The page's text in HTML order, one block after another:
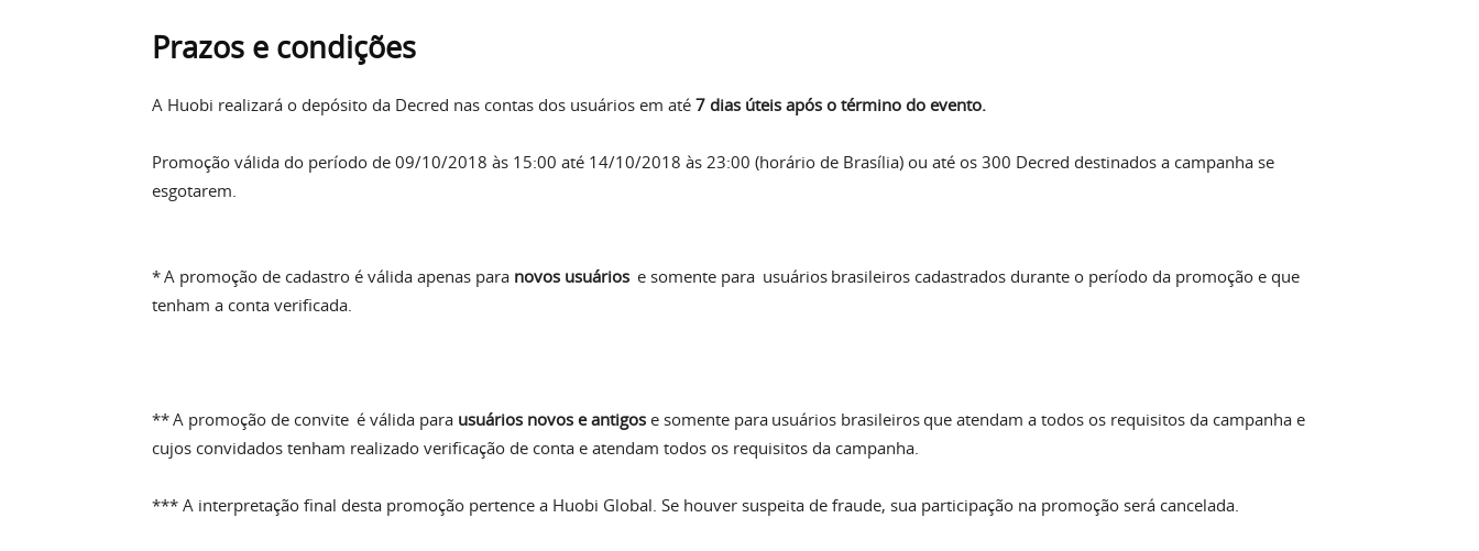
Prazos e condições
A Huobi realizará o depósito da Decred nas contas dos usuários em até 7 dias úteis após o término do evento.
Promoção válida do período de 09/10/2018 às 15:00 até 14/10/2018 às 23:00 (horário de Brasília) ou até os 300 Decred destinados a campanha se
esgotarem.
* A promoção de cadastro é válida apenas para novos usuários e somente para usuários brasileiros cadastrados durante o período da promoção e que
tenham a conta verificada.
** A promoção de convite é válida para usuários novos e antigos e somente para usuários brasileiros que atendam a todos os requisitos da campanha e
cujos convidados tenham realizado verificação de conta e atendam todos os requisitos da campanha.
*** A interpretação final desta promoção pertence a Huobi Global. Se houver suspeita de fraude, sua participação na promoção será cancelada.